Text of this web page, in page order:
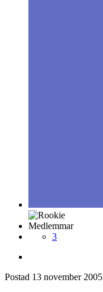
Medlemmar
3
Postad 13 november 2005